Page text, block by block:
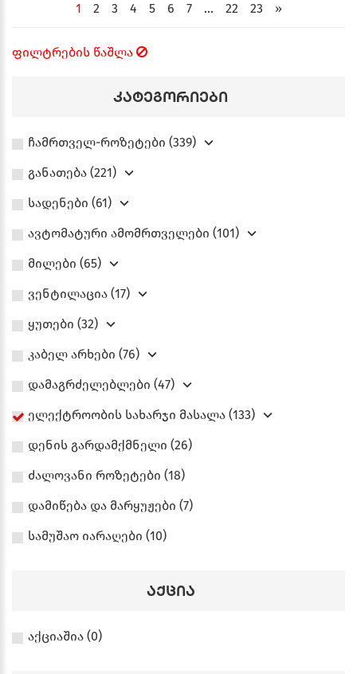
1 2 3 4 5 6 7 ... 22 23 »
ფილტრების წაშლა
კატეგორიები
ჩამრთველ-როზეტები (339)
განათება (221)
სადენები (61)
ავტომატური ამომრთველები (101)
მილები (65)
ვენტილაცია (17)
ყუთები (32)
კაბელ არხები (76)
დამაგრძელებლები (47)
ელექტროობის სახარჯი მასალა (133)
დენის გარდამქმნელი (26)
ძალოვანი როზეტები (18)
დამიწება და მარყუჟები (7)
სამუშაო იარაღები (10)
აქცია
აქციაშია (0)